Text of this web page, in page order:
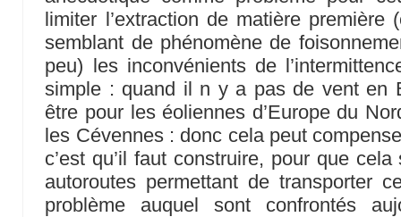
limiter l’extraction de matière première
semblant de phénomène de
peu) les inconvénients de
simple : quand il n y a pas de vent en
être pour les éoliennes d’Europe du
les Cévennes : donc cela peut
c’est qu’il faut construire, pour que
autoroutes permettant de transporter
problème auquel sont confrontés